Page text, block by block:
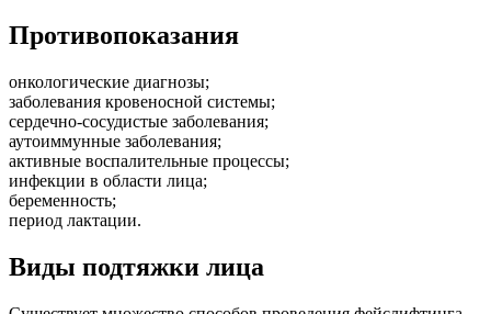
Противопоказания
онкологические диагнозы;
заболевания кровеносной системы;
сердечно-сосудистые заболевания;
аутоиммунные заболевания;
активные воспалительные процессы;
инфекции в области лица;
беременность;
период лактации.
Виды подтяжки лица